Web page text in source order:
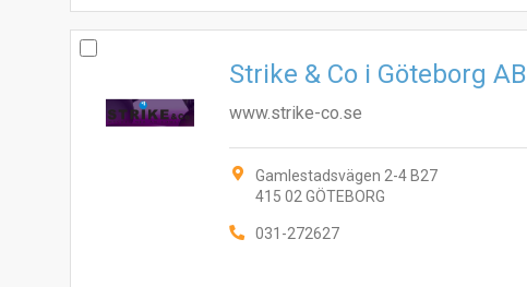
Strike & Co i Göteborg AB
www.strike-co.se
Gamlestadsvägen 2-4 B27
415 02 GÖTEBORG
031-272627